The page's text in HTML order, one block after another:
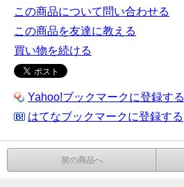
この商品について問い合わせる
この商品を友達に教える
買い物を続ける
Yahoo!ブックマークに登録する
はてなブックマークに登録する
前の商品へ